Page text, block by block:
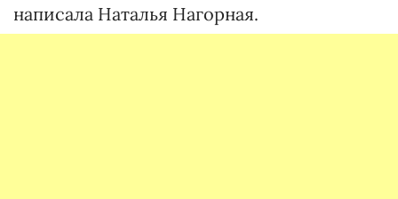
написала Наталья Нагорная.